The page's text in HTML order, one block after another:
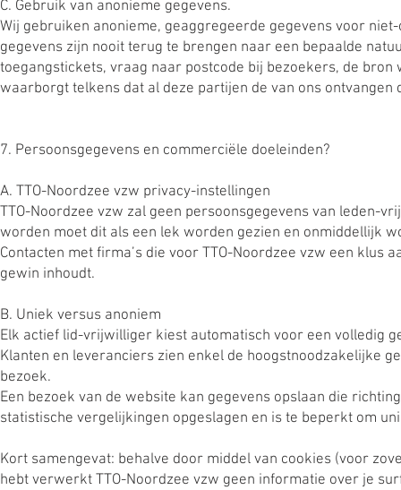
C. Gebruik van anonieme gegevens.
Wij gebruiken anonieme, geaggregeerde gegevens voor
gegevens zijn nooit terug te brengen naar een bepaalde
toegangstickets, vraag naar postcode bij bezoekers, de
waarborgt telkens dat al deze partijen de van ons
7. Persoonsgegevens en commerciële doeleinden?
A. TTO-Noordzee vzw privacy-instellingen
TTO-Noordzee vzw zal geen persoonsgegevens van leden-
worden moet dit als een lek worden gezien en onmiddellijk
Contacten met firma’s die voor TTO-Noordzee vzw een
gewin inhoudt.
B. Uniek versus anoniem
Elk actief lid-vrijwilliger kiest automatisch voor een volledig
Klanten en leveranciers zien enkel de hoogstnoodzakelijke
bezoek.
Een bezoek van de website kan gegevens opslaan die
statistische vergelijkingen opgeslagen en is te beperkt om
Kort samengevat: behalve door middel van cookies (voor
hebt verwerkt TTO-Noordzee vzw geen informatie over je